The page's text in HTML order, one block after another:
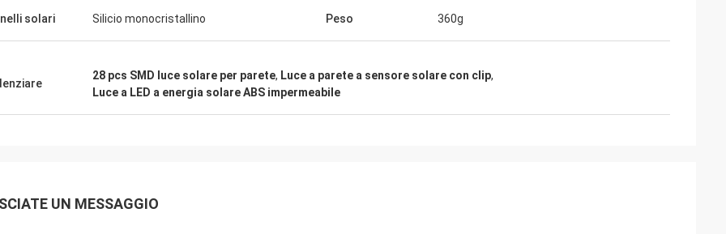
conoscenza e volontà
su una tal ampia varietà di
e le molte, molti anni che
lavorato insieme.
solari Silicio monocristallino Peso 360g
28 pcs SMD luce solare per parete, Luce a parete a sensore solare con clip,
Luce a LED a energia solare ABS impermeabile
UN MESSAGGIO